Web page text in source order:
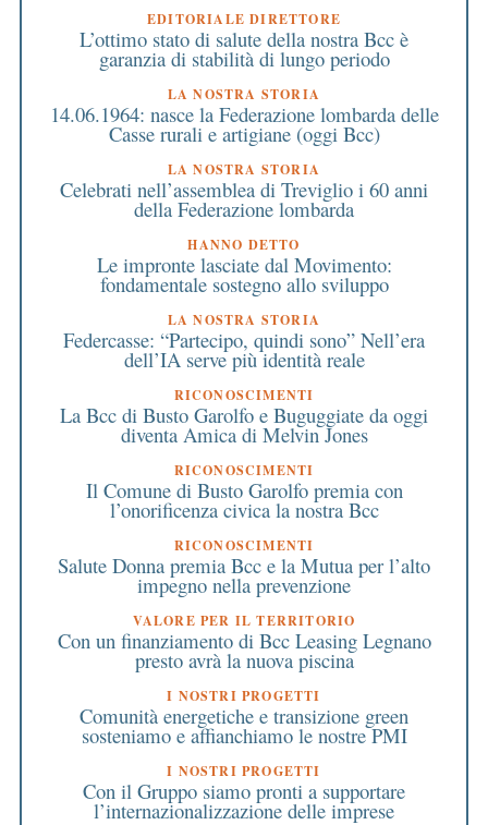
EDITORIALE DIRETTORE
L’ottimo stato di salute della nostra Bcc è
garanzia di stabilità di lungo periodo
LA NOSTRA STORIA
14.06.1964: nasce la Federazione lombarda delle
Casse rurali e artigiane (oggi Bcc)
LA NOSTRA STORIA
Celebrati nell’assemblea di Treviglio i 60 anni
della Federazione lombarda
HANNO DETTO
Le impronte lasciate dal Movimento:
fondamentale sostegno allo sviluppo
LA NOSTRA STORIA
Federcasse: “Partecipo, quindi sono” Nell’era
dell’IA serve più identità reale
RICONOSCIMENTI
La Bcc di Busto Garolfo e Buguggiate da oggi
diventa Amica di Melvin Jones
RICONOSCIMENTI
Il Comune di Busto Garolfo premia con
l’onorificenza civica la nostra Bcc
RICONOSCIMENTI
Salute Donna premia Bcc e la Mutua per l’alto
impegno nella prevenzione
VALORE PER IL TERRITORIO
Con un finanziamento di Bcc Leasing Legnano
presto avrà la nuova piscina
I NOSTRI PROGETTI
Comunità energetiche e transizione green
sosteniamo e affianchiamo le nostre PMI
I NOSTRI PROGETTI
Con il Gruppo siamo pronti a supportare
l’internazionalizzazione delle imprese